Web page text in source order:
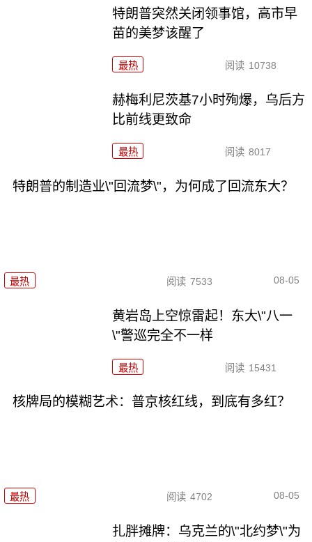
特朗普突然关闭领事馆，高市早
苗的美梦该醒了
最热 阅读 10738
赫梅利尼茨基7小时殉爆，乌后方
比前线更致命
最热 阅读 8017
特朗普的制造业\"回流梦\"，为何成了回流东大？
最热 阅读 7533 08-05
黄岩岛上空惊雷起！东大\"八一
\"警巡完全不一样
最热 阅读 15431
核牌局的模糊艺术：普京核红线，到底有多红？
最热 阅读 4702 08-05
扎胖摊牌：乌克兰的\"北约梦\"为